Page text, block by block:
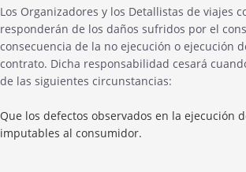
Los Organizadores y los Detallistas de viajes
responderán de los daños sufridos por el
consecuencia de la no ejecución o ejecución
contrato. Dicha responsabilidad cesará
de las siguientes circunstancias:
Que los defectos observados en la ejecución
imputables al consumidor.